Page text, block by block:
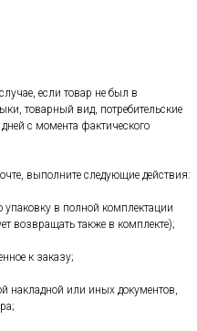
если товар не был в
товарный вид, потребительские
с момента фактического
выполните следующие действия:
упаковку в полной комплектации
возвращать также в комплекте);
к заказу;
накладной или иных документов,